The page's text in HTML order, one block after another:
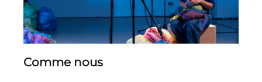
Comme nous